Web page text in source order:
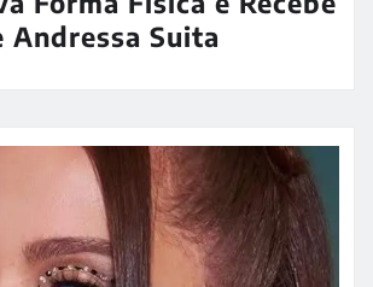
Andressa Suita